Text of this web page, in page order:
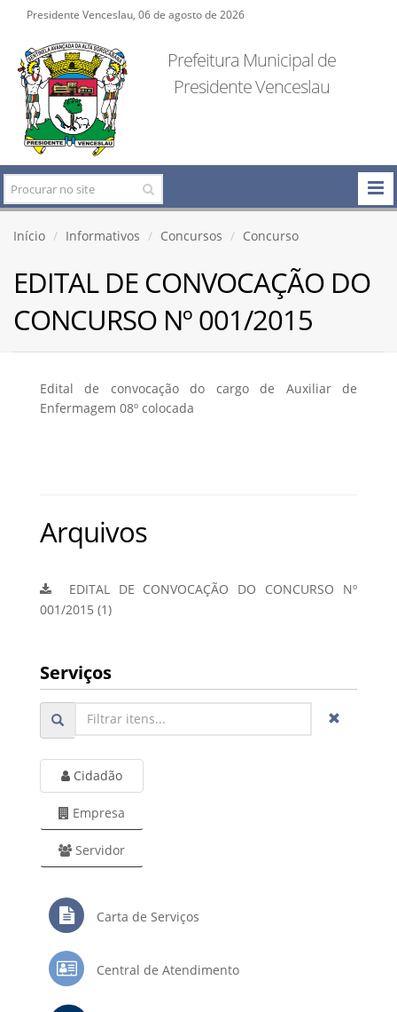
Presidente Venceslau, 06 de agosto de 2026
Prefeitura Municipal de
Presidente Venceslau
Início Informativos Concursos Concurso
EDITAL DE CONVOCAÇÃO DO
CONCURSO Nº 001/2015
Edital de convocação do cargo de Auxiliar de
Enfermagem 08º colocada
Arquivos
EDITAL DE CONVOCAÇÃO DO CONCURSO Nº
001/2015 (1)
Serviços
Cidadão
Empresa
Servidor
Carta de Serviços
Central de Atendimento